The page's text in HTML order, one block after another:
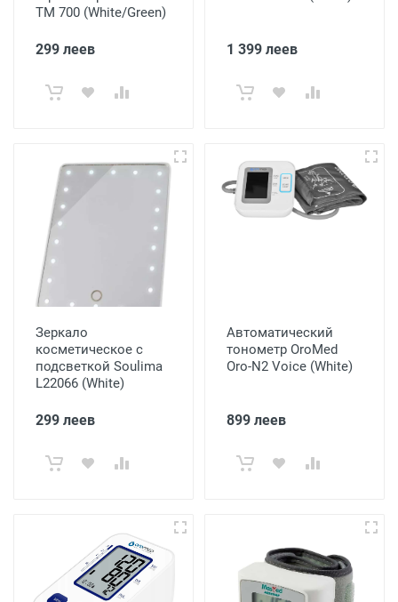
TM 700 (White/Green)
299 леев 1 399 леев
Зеркало
косметическое с
подсветкой Soulima
L22066 (White)
299 леев
Автоматический
тонометр OroMed
Oro-N2 Voice (White)
899 леев